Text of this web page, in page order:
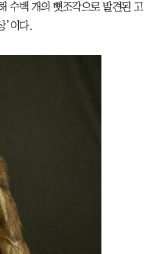
수백 개의 뼛조각으로 발견된 고
’이다.